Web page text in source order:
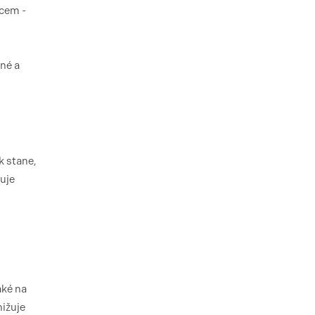
-
a
stane,
na